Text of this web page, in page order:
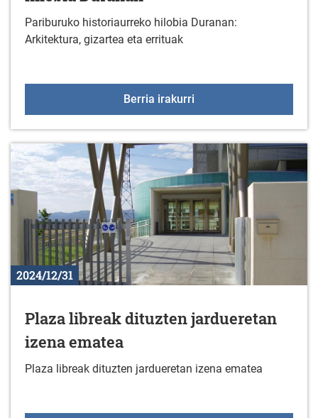
Pariburuko historiaurreko hilobia Duranan:
Arkitektura, gizartea eta errituak
Berria irakurri
2024/12/31
Plaza libreak dituzten jardueretan
izena ematea
Plaza libreak dituzten jardueretan izena ematea